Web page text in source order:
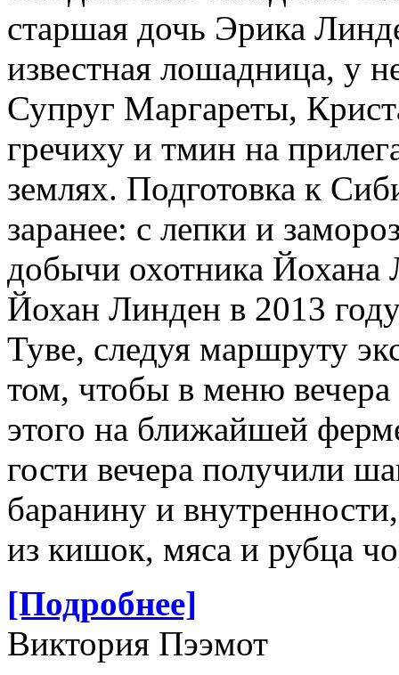
старшая дочь Эрика
известная лошадница, у
Супруг Маргареты,
гречиху и тмин на
землях. Подготовка к
заранее: с лепки и
добычи охотника
Йохан Линден в 2013
Туве, следуя маршруту
том, чтобы в меню вечера
этого на ближайшей
гости вечера получили
баранину и
из кишок, мяса и рубца
[Подробнее]
Виктория Пээмот